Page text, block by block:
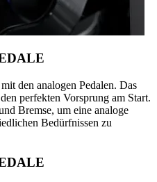
den analogen Pedalen. Das
perfekten Vorsprung am Start.
Bremse, um eine analoge
Bedürfnissen zu